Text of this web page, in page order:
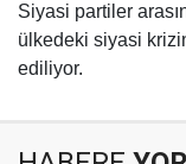
Siyasi partiler
ülkedeki siyasi
ediliyor.